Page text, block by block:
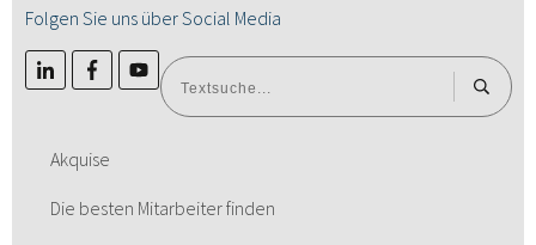
Folgen Sie uns über Social Media
Akquise
Die besten Mitarbeiter finden